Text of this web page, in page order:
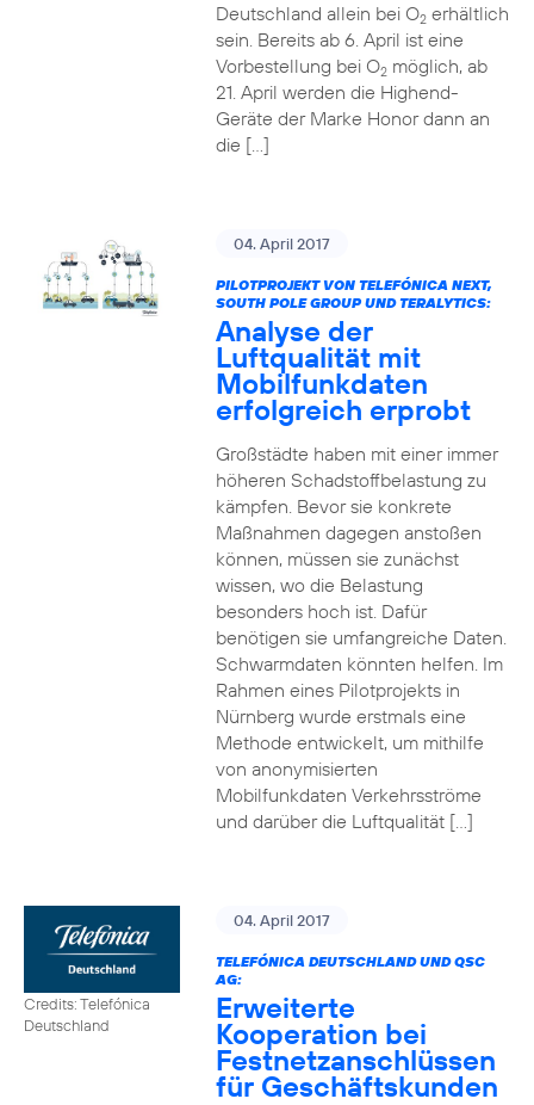
Deutschland allein bei O2erhältlich
sein. Bereits ab 6. April ist eine
Vorbestellung bei O2möglich, ab
21. April werden die Highend-
Geräte der Marke Honor dann an
die […]
04. April 2017
PILOTPROJEKT VON TELEFÓNICA NEXT,
SOUTH POLE GROUP UND TERALYTICS:
Analyse der
Luftqualität mit
Mobilfunkdaten
erfolgreich erprobt
Großstädte haben mit einer immer
höheren Schadstoffbelastung zu
kämpfen. Bevor sie konkrete
Maßnahmen dagegen anstoßen
können, müssen sie zunächst
wissen, wo die Belastung
besonders hoch ist. Dafür
benötigen sie umfangreiche Daten.
Schwarmdaten könnten helfen. Im
Rahmen eines Pilotprojekts in
Nürnberg wurde erstmals eine
Methode entwickelt, um mithilfe
von anonymisierten
Mobilfunkdaten Verkehrsströme
und darüber die Luftqualität […]
Credits: Telefónica
Deutschland
04. April 2017
TELEFÓNICA DEUTSCHLAND UND QSC
AG:
Erweiterte
Kooperation bei
Festnetzanschlüssen
für Geschäftskunden